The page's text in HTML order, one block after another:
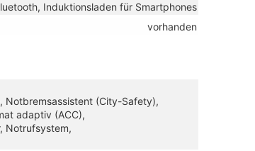
Induktionsladen für Smartphones
vorhanden
Notbremsassistent (City-Safety),
adaptiv (ACC),
Notrufsystem,